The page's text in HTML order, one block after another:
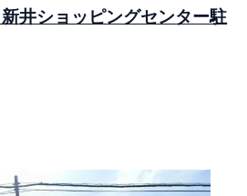
井ショッピングセンター駐